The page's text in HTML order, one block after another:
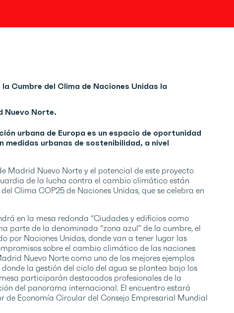
Cumbre del Clima de Naciones Unidas la
Nuevo Norte.
urbana de Europa es un espacio de oportunidad
medidas urbanas de sostenibilidad, a nivel
Madrid Nuevo Norte y el potencial de este proyecto
de la lucha contra el cambio climático están
Clima COP25 de Naciones Unidas, que se celebra en
en la mesa redonda “Ciudades y edificios como
parte de la denominada “zona azul” de la cumbre, el
por Naciones Unidas, donde van a tener lugar las
sobre el cambio climático de las naciones
Nuevo Norte como uno de los mejores ejemplos
la gestión del ciclo del agua se plantea bajo los
participarán destacados profesionales de la
del panorama internacional. El encuentro estará
de Economía Circular del Consejo Empresarial Mundial